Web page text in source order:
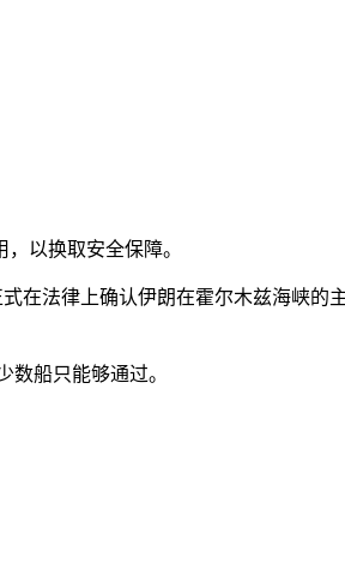
以换取安全保障。
法律上确认伊朗在霍尔木兹海峡的
船只能够通过。